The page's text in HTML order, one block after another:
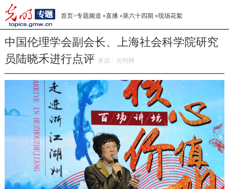
首页>专题频道 »直播»第六十四期 »现场花絮
中国伦理学会副会长、上海社会科学院研究
员陆晓禾进行点评 来源： 光明网